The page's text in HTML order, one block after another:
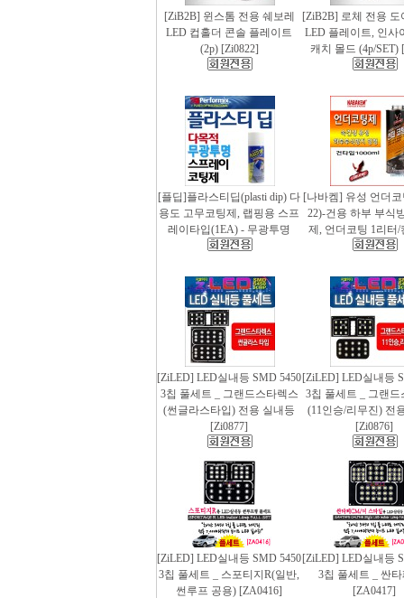
[ZiB2B] 윈스톰 전용 쉐보레
LED 컵홀더 콘솔 플레이트
(2p) [Zi0822]
[ZiB2B] 로체 전용 도
LED 플레이트, 인사
캐치 몰드 (4p/SET)
[플딥]플라스티딥(plasti dip) 다
용도 고무코팅제, 랩핑용 스프
레이타입(1EA) - 무광투명
[나바켐] 유성 언더
22)-건용 하부 부식
제, 언더코팅 1리터/
[ZiLED] LED실내등 SMD 5450
3칩 풀세트 _ 그랜드스타렉스
(썬글라스타입) 전용 실내등
[Zi0877]
[ZiLED] LED실내등
3칩 풀세트 _ 그랜드
(11인승/리무진) 전
[Zi0876]
[ZiLED] LED실내등 SMD 5450
3칩 풀세트 _ 스포티지R(일반,
썬루프 공용) [ZA0416]
[ZiLED] LED실내등
3칩 풀세트 _ 싼
[ZA0417]